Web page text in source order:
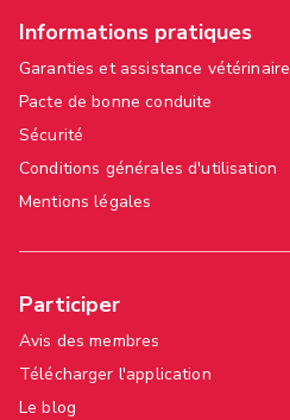
Informations pratiques
Garanties et assistance vétérinaire
Pacte de bonne conduite
Sécurité
Conditions générales d'utilisation
Mentions légales
Participer
Avis des membres
Télécharger l'application
Le blog